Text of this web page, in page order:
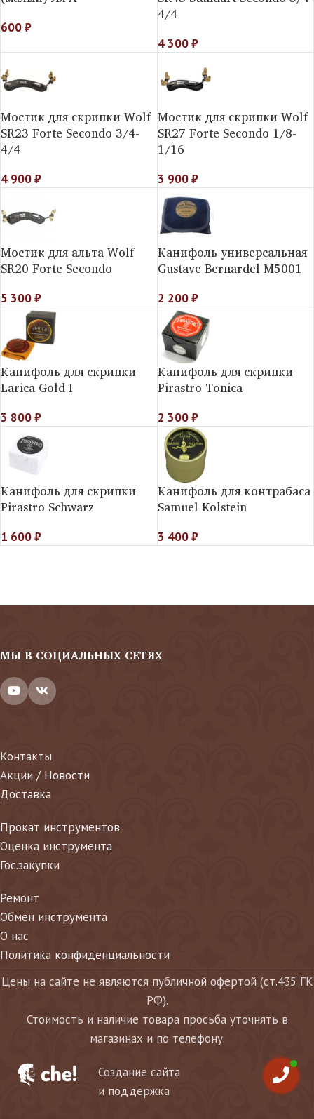
600₽
4/4
4 300₽
Мостик для скрипки Wolf
SR23 Forte Secondo 3/4-
4/4
4 900₽
Мостик для скрипки Wolf
SR27 Forte Secondo 1/8-
1/16
3 900₽
Мостик для альта Wolf
SR20 Forte Secondo
5 300₽
Канифоль универсальная
Gustave Bernardel M5001
2 200₽
Канифоль для скрипки
Larica Gold I
3 800₽
Канифоль для скрипки
Pirastro Toniсa
2 300₽
Канифоль для скрипки
Pirastro Schwarz
1 600₽
Канифоль для контрабаса
Samuel Kolstein
3 400₽
МЫ В СОЦИАЛЬНЫХ СЕТЯХ
Контакты
Акции / Новости
Доставка
Прокат инструментов
Оценка инструмента
Гос.закупки
Ремонт
Обмен инструмента
О нас
Политика конфиденциальности
Цены на сайте не являются публичной офертой (ст.435 ГК
РФ).
Стоимость и наличие товара просьба уточнять в
магазинах и по телефону.
Создание сайта
и поддержка